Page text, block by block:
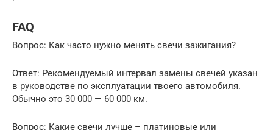
FAQ
Вопрос: Как часто нужно менять свечи зажигания?
Ответ: Рекомендуемый интервал замены свечей указан
в руководстве по эксплуатации твоего автомобиля.
Обычно это 30 000 — 60 000 км.
Вопрос: Какие свечи лучше – платиновые или